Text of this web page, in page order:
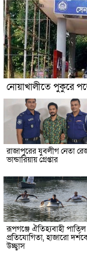
নোয়াখালীতে পুকুরে
রাজাপুরের যুবলীগ নেতা
ভান্ডারিয়ায় গ্রেপ্তার
রূপগঞ্জে ঐতিহ্যবাহী
প্রতিযোগিতা, হাজারো
উচ্ছ্বাস